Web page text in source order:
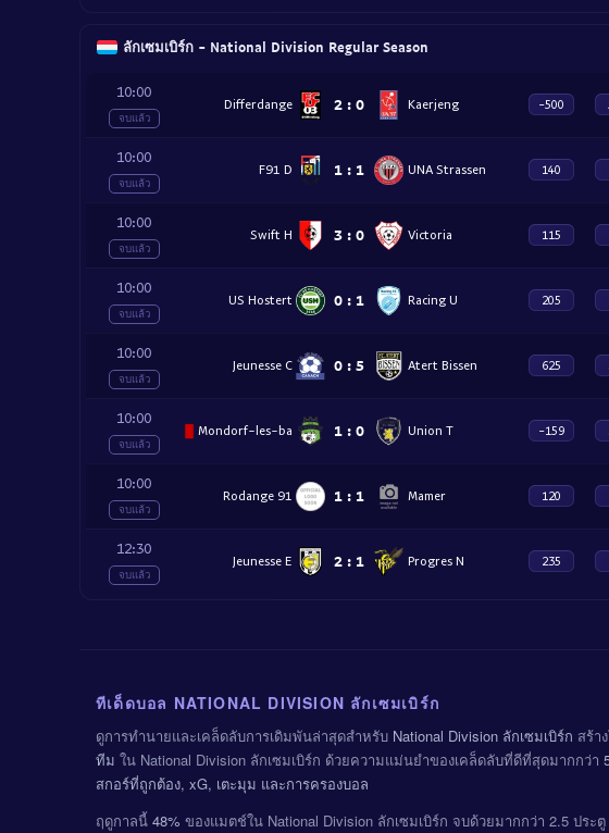
ลักเซมเบิร์ก - National Division Regular Season
10:00
จบแล้ว
Differdange 2 : 0 Kaerjeng -500
10:00
จบแล้ว
F91 D 1 : 1 UNA Strassen 140
10:00
จบแล้ว
Swift H 3 : 0 Victoria 115
10:00
จบแล้ว
US Hostert 0 : 1 Racing U 205
10:00
จบแล้ว
Jeunesse C 0 : 5 Atert Bissen 625
10:00
จบแล้ว
Mondorf-les-ba 1 : 0 Union T -159
10:00
จบแล้ว
Rodange 91 1 : 1 Mamer 120
12:30
จบแล้ว
Jeunesse E 2 : 1 Progres N 235
ทีเด็ดบอล NATIONAL DIVISION ลักเซมเบิร์ก
ดูการทำนายและเคล็ดลับการเดิมพันล่าสุดสำหรับ National Division ลักเซมเบิร์ก สร้า
ทีม ใน National Division ลักเซมเบิร์ก ด้วยความแม่นยำของเคล็ดลับที่ดีที่สุดมากกว่า
สกอร์ที่ถูกต้อง, xG, เตะมุม และการครองบอล
ฤดูกาลนี้ 48% ของแมตช์ใน National Division ลักเซมเบิร์ก จบด้วยมากกว่า 2.5 ปร